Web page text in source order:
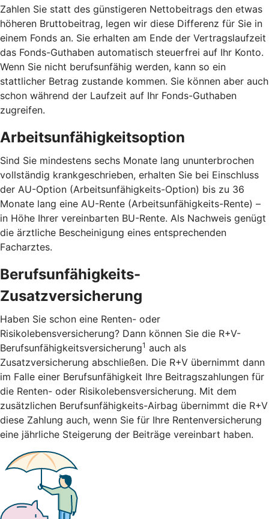
Zahlen Sie statt des günstigeren Nettobeitrags den etwas
höheren Bruttobeitrag, legen wir diese Differenz für Sie in
einem Fonds an. Sie erhalten am Ende der Vertragslaufzeit
das Fonds-Guthaben automatisch steuerfrei auf Ihr Konto.
Wenn Sie nicht berufsunfähig werden, kann so ein
stattlicher Betrag zustande kommen. Sie können aber auch
schon während der Laufzeit auf Ihr Fonds-Guthaben
zugreifen.
Arbeitsunfähigkeitsoption
Sind Sie mindestens sechs Monate lang ununterbrochen
vollständig krankgeschrieben, erhalten Sie bei Einschluss
der AU-Option (Arbeitsunfähigkeits-Option) bis zu 36
Monate lang eine AU-Rente (Arbeitsunfähigkeits-Rente) –
in Höhe Ihrer vereinbarten BU-Rente. Als Nachweis genügt
die ärztliche Bescheinigung eines entsprechenden
Facharztes.
Berufsunfähigkeits-
Zusatzversicherung
Haben Sie schon eine Renten- oder
Risikolebensversicherung? Dann können Sie die R+V-
Berufsunfähigkeitsversicherung1 auch als
Zusatzversicherung abschließen. Die R+V übernimmt dann
im Falle einer Berufsunfähigkeit Ihre Beitragszahlungen für
die Renten- oder Risikolebensversicherung. Mit dem
zusätzlichen Berufsunfähigkeits-Airbag übernimmt die R+V
diese Zahlung auch, wenn Sie für Ihre Rentenversicherung
eine jährliche Steigerung der Beiträge vereinbart haben.